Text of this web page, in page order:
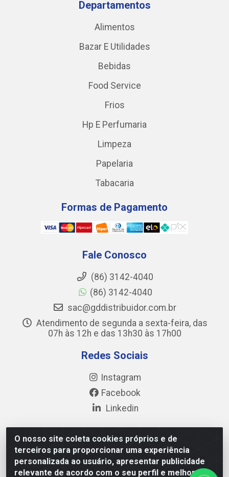
O nosso site coleta cookies próprios e de
terceiros para proporcionar uma experiência
personalizada ao usuário, apresentar publicidade
relevante de acordo com o seu perfil e melhorar a
Departamentos
Alimentos
Bazar E Utilidades
Bebidas
Food Service
Frios
Hp E Perfumaria
Limpeza
Papelaria
Tabacaria
Formas de Pagamento
Fale Conosco
(86) 3142-4040
(86) 3142-4040
sac@gddistribuidor.com.br
Atendimento de segunda a sexta-feira, das
07h às 12h e das 13h30 às 17h00
Redes Sociais
Instagram
Facebook
Linkedin
GD DISTRIBUIDOR DE ALIMENTOS LTDA - Avenida
Prefeito Wall Ferraz, 17777 - Pedra Miuda, Teresina/PI -
CEP 64.038-030 - CNPJ 35.284.321/0001-40